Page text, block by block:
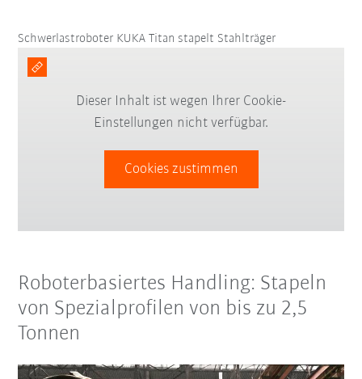
Schwerlastroboter KUKA Titan stapelt Stahlträger
Dieser Inhalt ist wegen Ihrer Cookie-
Einstellungen nicht verfügbar.
Cookies zustimmen
Roboterbasiertes Handling: Stapeln
von Spezialprofilen von bis zu 2,5
Tonnen